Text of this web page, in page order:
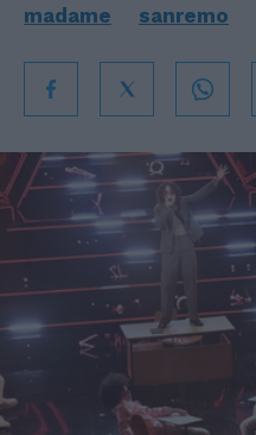
madame sanremo